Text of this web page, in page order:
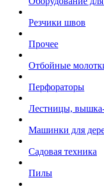
Резчики швов
Прочее
Отбойные
Перфораторы
Лестницы,
Машинки для
Садовая техника
Пилы